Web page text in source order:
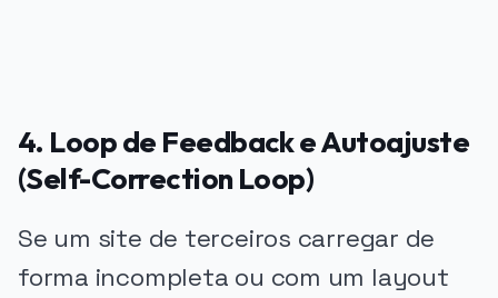
4. Loop de Feedback e Autoajuste
(Self-Correction Loop)
Se um site de terceiros carregar de
forma incompleta ou com um layout